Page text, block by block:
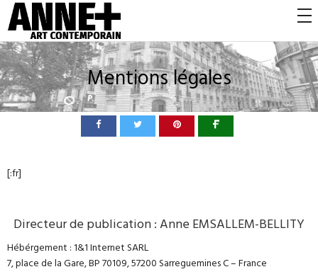
Mentions légales
[:fr]
Directeur de publication : Anne EMSALLEM-BELLITY
Hébérgement : 1&1 Internet SARL
7, place de la Gare, BP 70109, 57200 Sarreguemines C – France